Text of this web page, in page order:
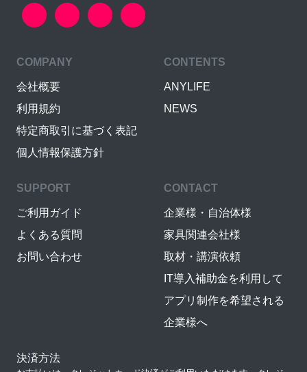
COMPANY
会社概要
利用規約
特定商取引に基づく表記
個人情報保護方針
CONTENTS
ANYLIFE
NEWS
SUPPORT
ご利用ガイド
よくある質問
お問い合わせ
CONTACT
企業様・自治体様
家具関連会社様
取材・講演依頼
IT導入補助金を利用して
アプリ制作を希望される
企業様へ
決済方法